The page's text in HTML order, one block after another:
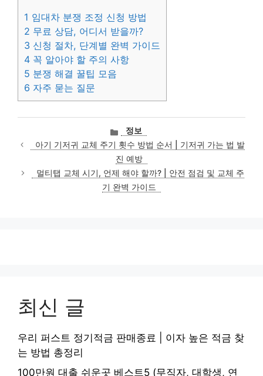
1 임대차 분쟁 조정 신청 방법
2 무료 상담, 어디서 받을까?
3 신청 절차, 단계별 완벽 가이드
4 꼭 알아야 할 주의 사항
5 분쟁 해결 꿀팁 모음
6 자주 묻는 질문
카
테
고
리
정보
아기 기저귀 교체 주기 횟수 방법 순서 | 기저귀 가는 법 발
진 예방
멀티탭 교체 시기, 언제 해야 할까? | 안전 점검 및 교체 주
기 완벽 가이드
최신 글
우리 퍼스트 정기적금 판매종료 | 이자 높은 적금 찾
는 방법 총정리
100만원 대출 쉬운곳 베스트5 (무직자, 대학생, 연